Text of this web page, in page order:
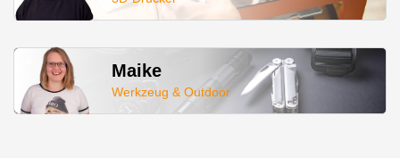
Maike
Werkzeug & Outdoor